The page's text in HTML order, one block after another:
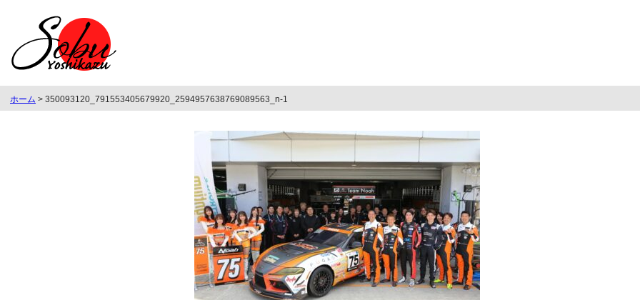
ホーム > 350093120_791553405679920_2594957638769089563_n-1